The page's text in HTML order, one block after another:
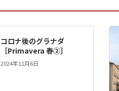
コロナ後のグラナダ
［Primavera 春②］
2024年11月6日